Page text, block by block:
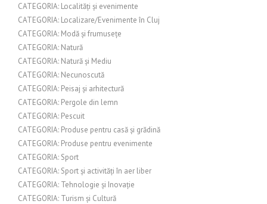
CATEGORIA: Localități și evenimente
CATEGORIA: Localizare/Evenimente în Cluj
CATEGORIA: Modă și frumusețe
CATEGORIA: Natură
CATEGORIA: Natură și Mediu
CATEGORIA: Necunoscută
CATEGORIA: Peisaj și arhitectură
CATEGORIA: Pergole din lemn
CATEGORIA: Pescuit
CATEGORIA: Produse pentru casă și grădină
CATEGORIA: Produse pentru evenimente
CATEGORIA: Sport
CATEGORIA: Sport și activități în aer liber
CATEGORIA: Tehnologie și Inovație
CATEGORIA: Turism și Cultură